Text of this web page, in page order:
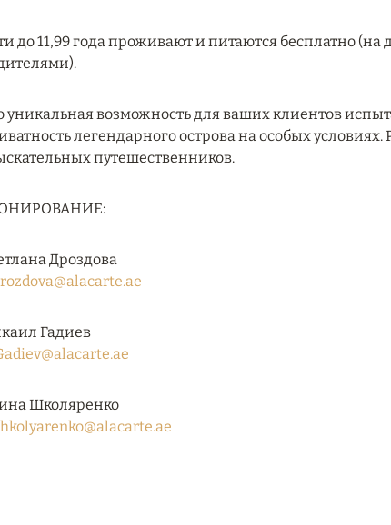
до 11,99 года проживают и питаются бесплатно (на
уникальная возможность для ваших клиентов
легендарного острова на особых
путешественников.
Дроздова
Гадиев
Школяренко